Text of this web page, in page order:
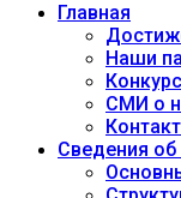
Главная
Наши
СМИ о
Сведения об